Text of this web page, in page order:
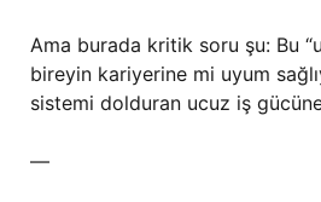
Ama burada kritik soru şu: Bu
bireyin kariyerine mi uyum
sistemi dolduran ucuz iş
—